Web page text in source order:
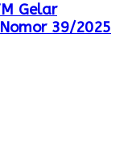
Gelar
39/2025